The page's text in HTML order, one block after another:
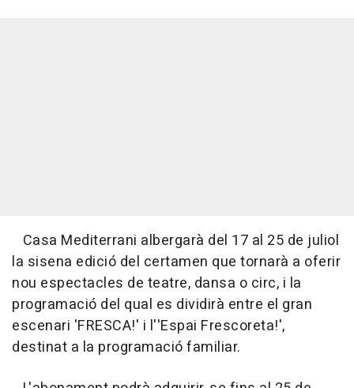
Casa Mediterrani albergarà del 17 al 25 de juliol
la sisena edició del certamen que tornarà a oferir
nou espectacles de teatre, dansa o circ, i la
programació del qual es dividirà entre el gran
escenari 'FRESCA!' i l''Espai Frescoreta!',
destinat a la programació familiar.